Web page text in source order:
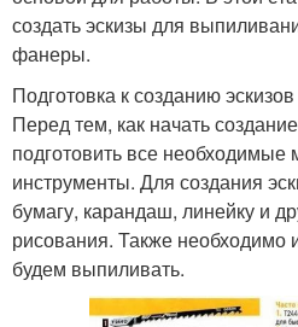
создать эскизы для
фанеры.
Подготовка к созданию эскизов
Перед тем, как начать
подготовить все необходимые
инструменты. Для создания
бумагу, карандаш, линейку и
рисования. Также необходимо
будем выпиливать.